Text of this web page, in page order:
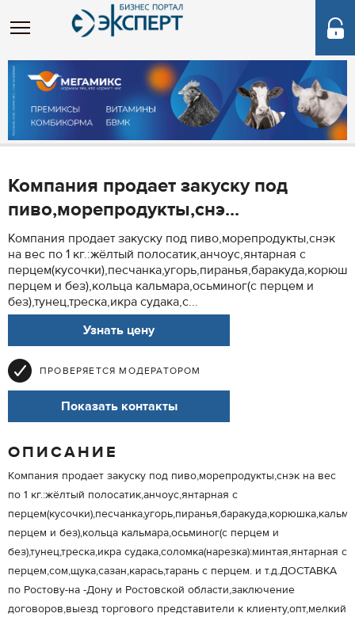
Компания продает закуску под
пиво,морепродукты,снэ...
Компания продает закуску под пиво,морепродукты,снэк
на вес по 1 кг.:жёлтый полосатик,анчоус,янтарная с
перцем и без),кольца кальмара,осьминог(с перцем и
без),тунец,треска,икра судака,с...
Узнать цену
ПРОВЕРЯЕТСЯ МОДЕРАТОРОМ
Показать контакты
ОПИСАНИЕ
Компания продает закуску под пиво,морепродукты,снэк на вес
по 1 кг.:жёлтый полосатик,анчоус,янтарная с
перцем и без),кольца кальмара,осьминог(с перцем и
без),тунец,треска,икра судака,соломка(нарезка):минтая,янтарная с
перцем,сом,щука,сазан,карась,тарань с перцем. и т.д.ДОСТАВКА
по Ростову-на -Дону и Ростовской области,заключение
договоров,выезд торгового представители к клиенту,опт,мелкий